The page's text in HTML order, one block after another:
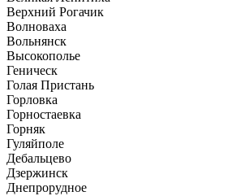
Верхний Рогачик
Волноваха
Вольнянск
Высокополье
Геническ
Голая Пристань
Горловка
Горностаевка
Горняк
Гуляйполе
Дебальцево
Дзержинск
Днепрорудное